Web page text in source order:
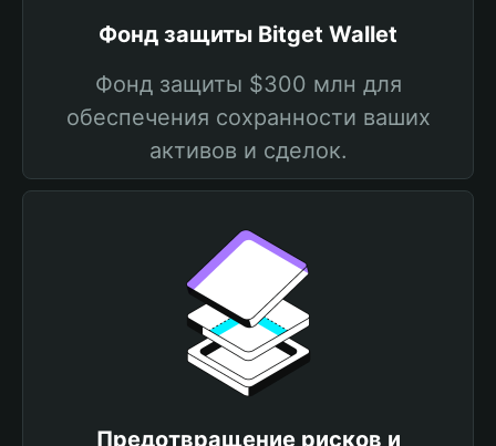
Фонд защиты Bitget Wallet
Фонд защиты $300 млн для
обеспечения сохранности ваших
активов и сделок.
Предотвращение рисков и